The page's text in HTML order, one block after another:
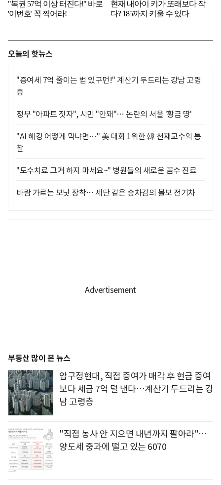
오늘의 핫뉴스
"증여세 7억 줄이는 법 있구먼!" 계산기 두드리는 강남 고령
층
정부 "아파트 짓자", 시민 "안돼"… 논란의 서울 '황금 땅'
"AI 해킹 어떻게 막냐면…" 美 대회 1위한 韓 천재교수의 통
찰
"도수치료 그거 하지 마세요~" 병원들의 새로운 꼼수 진료
바람 가르는 보닛 장착… 세단 같은 승차감의 볼보 전기차
부동산 많이 본 뉴스
압구정현대, 직접 증여가 매각 후 현금 증여
보다 세금 7억 덜 낸다…계산기 두드리는 강
남 고령층
"직접 농사 안 지으면 내년까지 팔아라"…
양도세 중과에 떨고 있는 6070